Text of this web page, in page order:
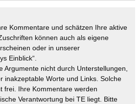
Kommentare und schätzen Ihre aktive
können auch als eigene
oder in unserer
Einblick“.
Argumente nicht durch Unterstellungen,
inakzeptable Worte und Links. Solche
frei. Ihre Kommentare werden
Verantwortung bei TE liegt. Bitte